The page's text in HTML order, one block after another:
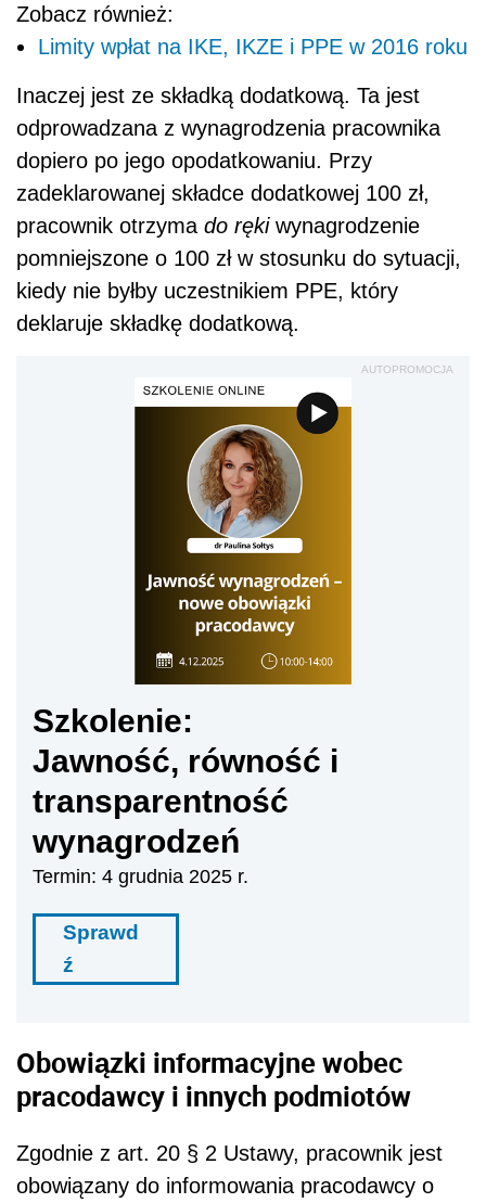
Zobacz również:
Limity wpłat na IKE, IKZE i PPE w 2016 roku
Inaczej jest ze składką dodatkową. Ta jest
odprowadzana z wynagrodzenia pracownika
dopiero po jego opodatkowaniu. Przy
zadeklarowanej składce dodatkowej 100 zł,
pracownik otrzyma do rękiwynagrodzenie
pomniejszone o 100 zł w stosunku do sytuacji,
kiedy nie byłby uczestnikiem PPE, który
deklaruje składkę dodatkową.
AUTOPROMOCJA
Szkolenie:
Jawność, równość i
transparentność
wynagrodzeń
Termin: 4 grudnia 2025 r.
Sprawd
ź
Obowiązki informacyjne wobec
pracodawcy i innych podmiotów
Zgodnie z art. 20 § 2 Ustawy, pracownik jest
obowiązany do informowania pracodawcy o